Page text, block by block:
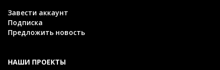
Завести аккаунт
Подписка
Предложить новость
НАШИ ПРОЕКТЫ